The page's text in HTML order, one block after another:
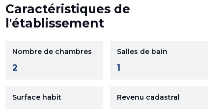
Caractéristiques de
l'établissement
Nombre de chambres
2
Salles de bain
1
Surface habit Revenu cadastral